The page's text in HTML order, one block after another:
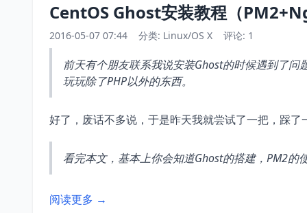
CentOS Ghost安装教程（
2016-05-07 07:44 分类: Linux/OS X 评论: 1
前天有个朋友联系我说安装Ghost的时候遇到了
玩玩除了PHP以外的东西。
好了，废话不多说，于是昨天我就尝试了一把，踩
看完本文，基本上你会知道Ghost的搭建，PM2的
阅读更多 →